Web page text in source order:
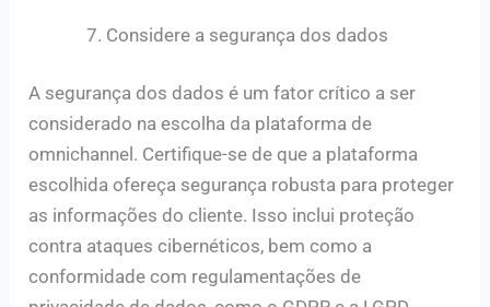
Considere a segurança dos dados
A segurança dos dados é um fator crítico a ser
considerado na escolha da plataforma de
omnichannel. Certifique-se de que a plataforma
escolhida ofereça segurança robusta para proteger
as informações do cliente. Isso inclui proteção
contra ataques cibernéticos, bem como a
conformidade com regulamentações de